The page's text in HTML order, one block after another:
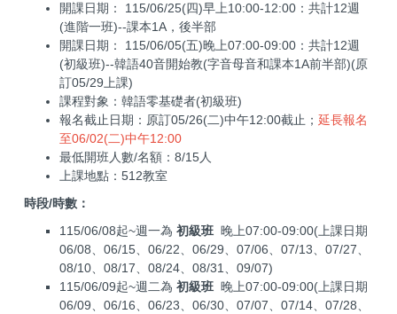
開課日期： 115/06/25(四)早上10:00-12:00：共計12週
(進階一班)--課本1A，後半部
開課日期： 115/06/05(五)晚上07:00-09:00：共計12週
(初級班)--韓語40音開始教(字音母音和課本1A前半部)(原
訂05/29上課)
課程對象：韓語零基礎者(初級班)
報名截止日期：原訂05/26(二)中午12:00截止； 延長報名
至06/02(二)中午12:00
最低開班人數/名額：8/15人
上課地點：512教室
時段/時數：
115/06/08起~週一為 初級班 晚上07:00-09:00(上課日期
06/08、06/15、06/22、06/29、07/06、07/13、07/27、
08/10、08/17、08/24、08/31、09/07)
115/06/09起~週二為 初級班 晚上07:00-09:00(上課日期
06/09、06/16、06/23、06/30、07/07、07/14、07/28、